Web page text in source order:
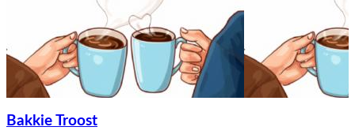
Bakkie Troost